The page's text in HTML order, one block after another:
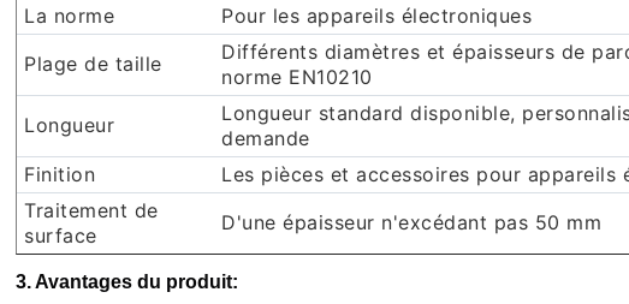
La norme
Pour les appareils électroniques
Plage de taille
Différents diamètres et épaisseurs de
norme EN10210
Longueur
Longueur standard disponible,
demande
Finition
Les pièces et accessoires pour appareils
Traitement de
surface
D'une épaisseur n'excédant pas 50 mm
3. Avantages du produit: